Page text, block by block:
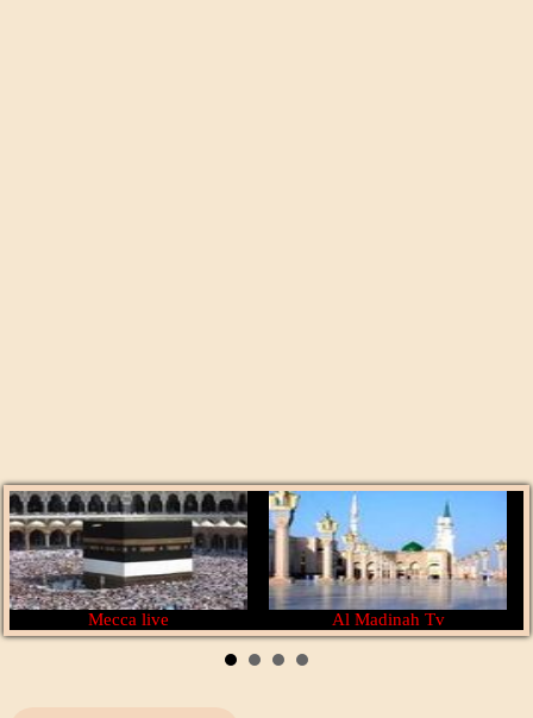
Mecca live Al Madinah Tv